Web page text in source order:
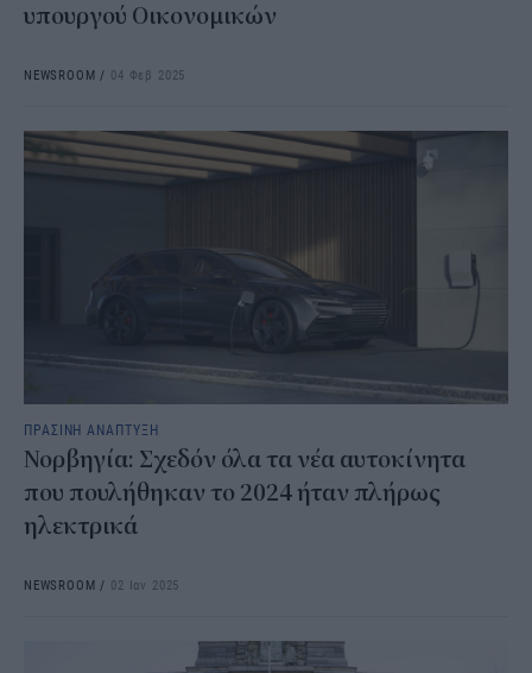
υπουργού Οικονομικών
NEWSROOM / 04 Φεβ 2025
ΠΡΑΣΙΝΗ ΑΝΑΠΤΥΞΗ
Νορβηγία: Σχεδόν όλα τα νέα αυτοκίνητα
που πουλήθηκαν το 2024 ήταν πλήρως
ηλεκτρικά
NEWSROOM / 02 Ιαν 2025